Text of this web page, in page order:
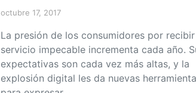
octubre 17, 2017
La presión de los consumidores por recibir
servicio impecable incrementa cada año.
expectativas son cada vez más altas, y la
explosión digital les da nuevas